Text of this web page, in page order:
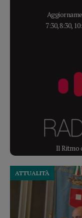
7:30, 8:30,
Il Ritmo
ATTUALITÀ